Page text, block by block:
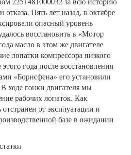
Пять лет назад, в октябре
опасный уровень
восстановить в «Мотор
масло в этом же двигателе
лопатки компрессора низкого
года после восстановления
«Борисфена» его установили
ходе гонки двигателя мы
рабочих лопаток. Как
от эксплуатации и
базе в ожидании